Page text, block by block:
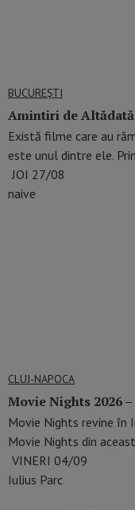
BUCUREŞTI
Amintiri de
Există filme care au
este unul dintre ele.
JOI 27/08
naive
CLUJ-NAPOCA
Movie Nights 2026
Movie Nights revine în
Movie Nights din
VINERI 04/09
Iulius Parc